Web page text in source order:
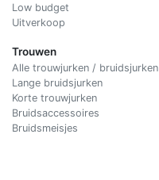
Low budget
Uitverkoop
Trouwen
Alle trouwjurken / bruidsjurken
Lange bruidsjurken
Korte trouwjurken
Bruidsaccessoires
Bruidsmeisjes